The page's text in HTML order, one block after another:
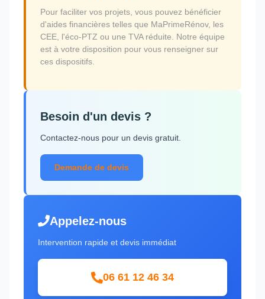
Pour faciliter vos projets, vous pouvez bénéficier
d'aides financières telles que MaPrimeRénov, les
CEE, l'éco-PTZ ou une TVA réduite. Notre équipe
est à votre disposition pour vous renseigner sur
ces dispositifs.
Besoin d'un devis ?
Contactez-nous pour un devis gratuit.
Demande de devis
Appelez-nous
Intervention rapide et devis immédiat
06 61 12 46 34